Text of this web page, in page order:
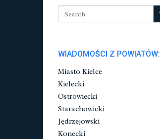
WIADOMOŚCI Z POWIATÓW:
Miasto Kielce
Kielecki
Ostrowiecki
Starachowicki
Jędrzejowski
Konecki